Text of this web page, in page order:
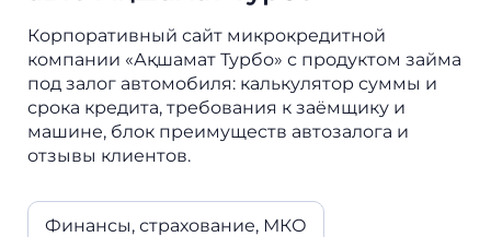
Корпоративный сайт микрокредитной
компании «Ақшамат Турбо» с продуктом займа
под залог автомобиля: калькулятор суммы и
срока кредита, требования к заёмщику и
машине, блок преимуществ автозалога и
отзывы клиентов.
Финансы, страхование, МКО